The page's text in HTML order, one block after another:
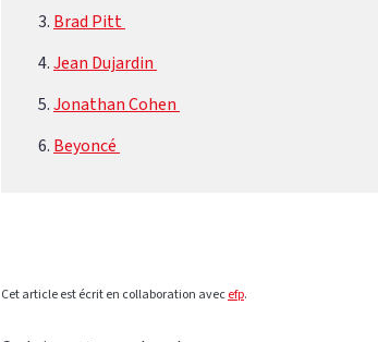
Brad Pitt
Jean Dujardin
Jonathan Cohen
Beyoncé
Cet article est écrit en collaboration avecefp.